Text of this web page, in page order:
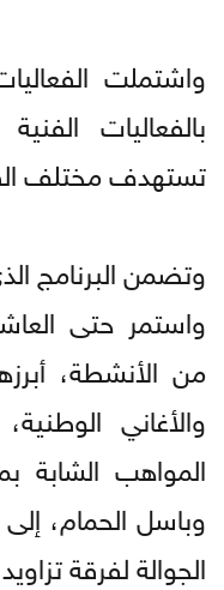
واشتملت
بالفعاليات
تستهدف مختلف
وتضمن البرنامج
واستمر حتى
من الأنشطة،
والأغاني
المواهب الشابة
وباسل الحمام،
الجوالة لفرقة